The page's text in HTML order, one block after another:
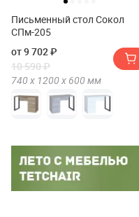
Письменный стол Сокол
СПм-205
от 9 702 ₽
10 590 ₽
740 х 1200 х 600 мм